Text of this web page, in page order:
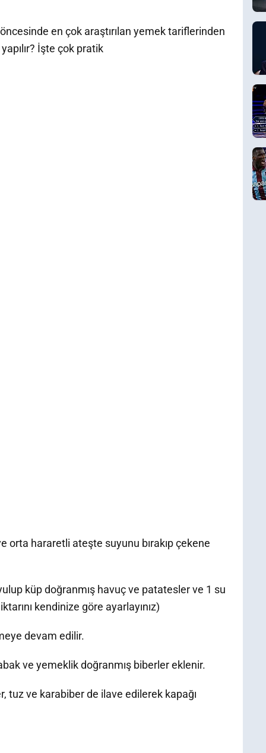
en çok araştırılan yemek tariflerinden
İşte çok pratik
orta hararetli ateşte suyunu bırakıp çekene
küp doğranmış havuç ve patatesler ve 1 su
kendinize göre ayarlayınız)
devam edilir.
ve yemeklik doğranmış biberler eklenir.
tuz ve karabiber de ilave edilerek kapağı